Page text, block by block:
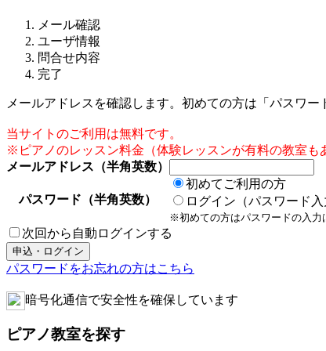
メール確認
ユーザ情報
問合せ内容
完了
メールアドレスを確認します。初めての方は「パスワ
当サイトのご利用は無料です。
※ピアノのレッスン料金（体験レッスンが有料の教室も
メールアドレス（半角英数）
パスワード（半角英数）
初めてご利用の方
ログイン（パスワード入
※初めての方はパスワードの入力
次回から自動ログインする
パスワードをお忘れの方はこちら
暗号化通信で安全性を確保しています
ピアノ教室を探す